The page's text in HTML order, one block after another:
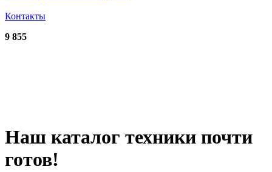
Контакты
9 855
Наш каталог техники почти
готов!